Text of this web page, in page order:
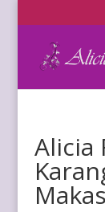
Alicia